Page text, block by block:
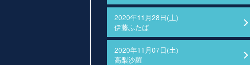
2020年11月28日(土)
伊藤ふたば
2020年11月07日(土)
高梨沙羅